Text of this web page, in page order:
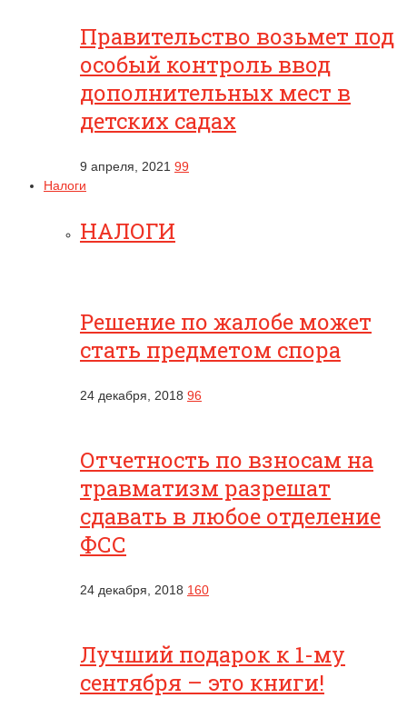
Правительство возьмет под
особый контроль ввод
дополнительных мест в
детских садах
9 апреля, 2021 99
Налоги
НАЛОГИ
Решение по жалобе может
стать предметом спора
24 декабря, 2018 96
Отчетность по взносам на
травматизм разрешат
сдавать в любое отделение
ФСС
24 декабря, 2018 160
Лучший подарок к 1-му
сентября – это книги!